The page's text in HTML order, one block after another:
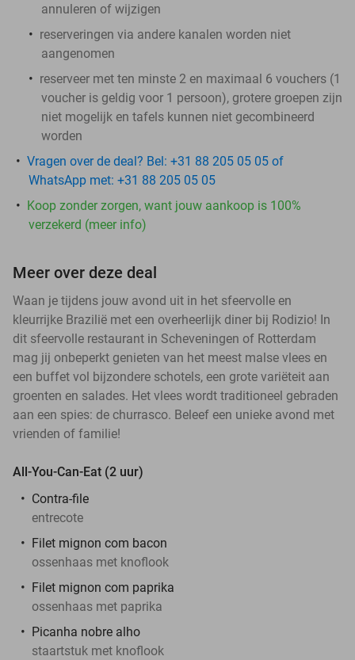
annuleren of wijzigen
reserveringen via andere kanalen worden niet
aangenomen
reserveer met ten minste 2 en maximaal 6 vouchers (1
voucher is geldig voor 1 persoon), grotere groepen zijn
niet mogelijk en tafels kunnen niet gecombineerd
worden
Vragen over de deal? Bel: +31 88 205 05 05 of
WhatsApp met: +31 88 205 05 05
Koop zonder zorgen, want jouw aankoop is 100%
verzekerd (meer info)
Meer over deze deal
Waan je tijdens jouw avond uit in het sfeervolle en
kleurrijke Brazilië met een overheerlijk diner bij Rodizio! In
dit sfeervolle restaurant in Scheveningen of Rotterdam
mag jij onbeperkt genieten van het meest malse vlees en
een buffet vol bijzondere schotels, een grote variëteit aan
groenten en salades. Het vlees wordt traditioneel gebraden
aan een spies: de churrasco. Beleef een unieke avond met
vrienden of familie!
All-You-Can-Eat (2 uur)
Contra-file
entrecote
Filet mignon com bacon
ossenhaas met knoflook
Filet mignon com paprika
ossenhaas met paprika
Picanha nobre alho
staartstuk met knoflook